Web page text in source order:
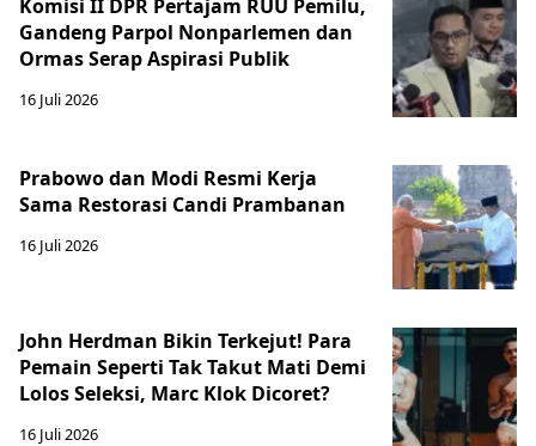
Komisi II DPR Pertajam RUU Pemilu,
Gandeng Parpol Nonparlemen dan
Ormas Serap Aspirasi Publik
16 Juli 2026
Prabowo dan Modi Resmi Kerja
Sama Restorasi Candi Prambanan
16 Juli 2026
John Herdman Bikin Terkejut! Para
Pemain Seperti Tak Takut Mati Demi
Lolos Seleksi, Marc Klok Dicoret?
16 Juli 2026